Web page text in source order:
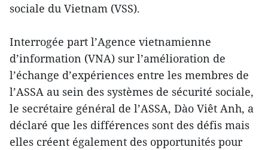
sociale du Vietnam (VSS).
Interrogée part l’Agence vietnamienne
d’information (VNA) sur l’amélioration de
l’échange d’expériences entre les membres de
l’ASSA au sein des systèmes de sécurité sociale,
le secrétaire général de l’ASSA, Dào Viêt Anh, a
déclaré que les différences sont des défis mais
elles créent également des opportunités pour